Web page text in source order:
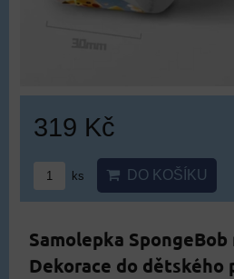
319 Kč
ks DO KOŠÍKU
Samolepka SpongeBob
Dekorace do dětského